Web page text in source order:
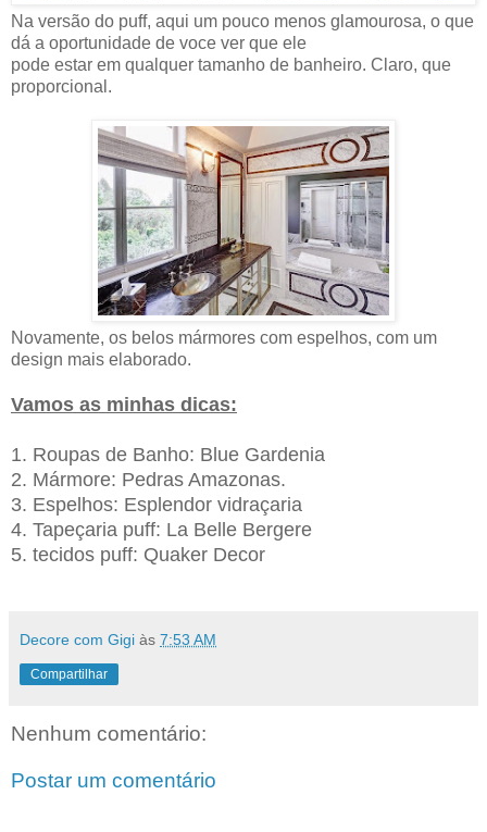
Na versão do puff, aqui um pouco menos glamourosa, o que
dá a oportunidade de voce ver que ele
pode estar em qualquer tamanho de banheiro. Claro, que
proporcional.
Novamente, os belos mármores com espelhos, com um
design mais elaborado.
Vamos as minhas dicas:
1. Roupas de Banho: Blue Gardenia
2. Mármore: Pedras Amazonas.
3. Espelhos: Esplendor vidraçaria
4. Tapeçaria puff: La Belle Bergere
5. tecidos puff: Quaker Decor
Decore com Gigi às 7:53 AM
Compartilhar
Nenhum comentário:
Postar um comentário